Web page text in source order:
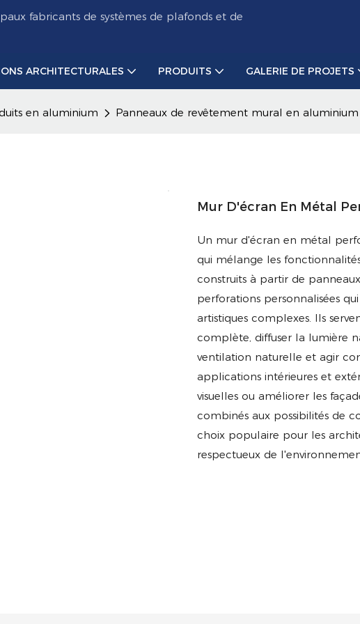
fabricants de systèmes de plafonds et de
ARCHITECTURALES PRODUITS GALERIE DE PROJETS
en aluminium Panneaux de revêtement mural en aluminium
Mur D'écran En Métal
Un mur d'écran en métal
qui mélange les
construits à partir de
perforations personnalisées
artistiques complexes. Ils
complète, diffuser la lumière
ventilation naturelle et agir
applications intérieures et
visuelles ou améliorer les
combinés aux possibilités de
choix populaire pour les
respectueux de